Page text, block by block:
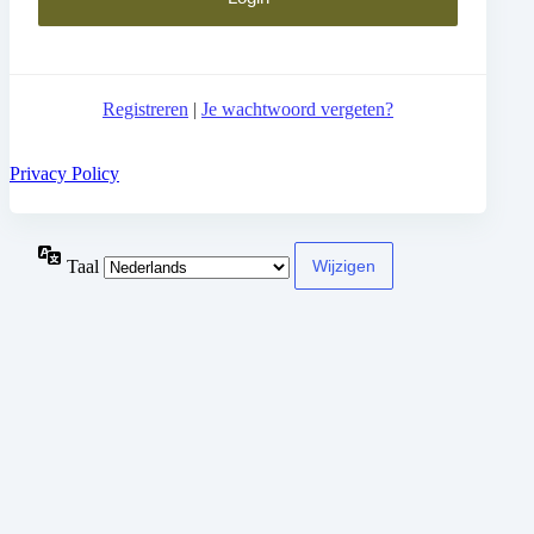
Registreren | Je wachtwoord vergeten?
Privacy Policy
Taal